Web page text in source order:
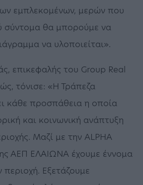
εμπλεκομένων, μερών που
σύντομα θα μπορούμε να
να υλοποιείται».
επικεφαλής του Group Real
τόνισε: «Η Τράπεζα
κάθε προσπάθεια η οποία
και κοινωνική ανάπτυξη
Μαζί με την ALPHA
ΑΕΠ ΕΛΑΙΩΝΑ έχουμε έννομα
Εξετάζουμε